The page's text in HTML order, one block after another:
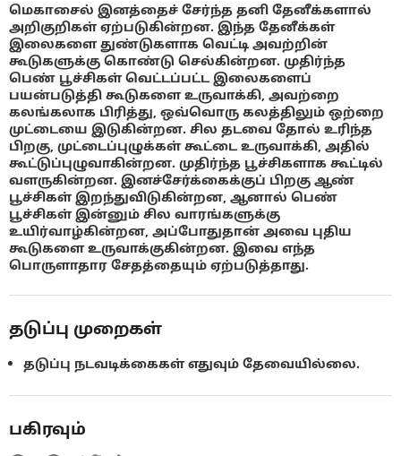
மெகாசைல் இனத்தைச் சேர்ந்த தனி தேனீக்களால்
அறிகுறிகள் ஏற்படுகின்றன. இந்த தேனீக்கள்
இலைகளை துண்டுகளாக வெட்டி அவற்றின்
கூடுகளுக்கு கொண்டு செல்கின்றன. முதிர்ந்த
பெண் பூச்சிகள் வெட்டப்பட்ட இலைகளைப்
பயன்படுத்தி கூடுகளை உருவாக்கி, அவற்றை
கலங்கலாக பிரித்து, ஒவ்வொரு கலத்திலும் ஒற்றை
முட்டையை இடுகின்றன. சில தடவை தோல் உரிந்த
பிறகு, முட்டைப்புழுக்கள் கூட்டை உருவாக்கி, அதில்
கூட்டுப்புழுவாகின்றன. முதிர்ந்த பூச்சிகளாக கூட்டில்
வளருகின்றன. இனச்சேர்க்கைக்குப் பிறகு ஆண்
பூச்சிகள் இறந்துவிடுகின்றன, ஆனால் பெண்
பூச்சிகள் இன்னும் சில வாரங்களுக்கு
உயிர்வாழ்கின்றன, அப்போதுதான் அவை புதிய
கூடுகளை உருவாக்குகின்றன. இவை எந்த
பொருளாதார சேதத்தையும் ஏற்படுத்தாது.
தடுப்பு முறைகள்
தடுப்பு நடவடிக்கைகள் எதுவும் தேவையில்லை.
பகிரவும்